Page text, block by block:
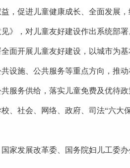
，促进儿童健康成长、全面发展
》，对儿童友好建设作出系统部署
面开展儿童友好建设，以城市为
设施、公共服务等重点方向，推
服务供给，落实儿童免费及优待
、社会、网络、政府、司法“六
家发展改革委、国务院妇儿工委